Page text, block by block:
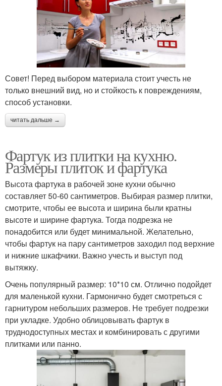
Совет! Перед выбором материала стоит учесть не
только внешний вид, но и стойкость к повреждениям,
способ установки.
читать дальше →
Фартук из плитки на кухню.
Размеры плиток и фартука
Высота фартука в рабочей зоне кухни обычно
составляет 50-60 сантиметров. Выбирая размер плитки,
смотрите, чтобы ее высота и ширина были кратны
высоте и ширине фартука. Тогда подрезка не
понадобится или будет минимальной. Желательно,
чтобы фартук на пару сантиметров заходил под верхние
и нижние шкафчики. Важно учесть и выступ под
вытяжку.
Очень популярный размер: 10*10 см. Отлично подойдет
для маленькой кухни. Гармонично будет смотреться с
гарнитуром небольших размеров. Не требует подрезки
при укладке. Удобно облицовывать фартук в
труднодоступных местах и комбинировать с другими
плитками или панно.